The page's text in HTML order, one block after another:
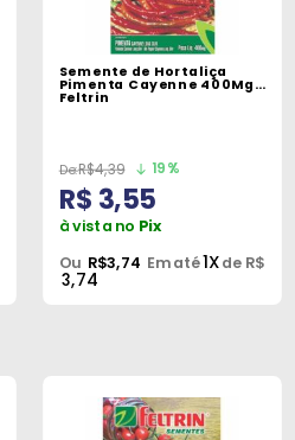
Semente de Hortaliça
Pimenta Cayenne 400Mg
Feltrin
R$4,39 19%
R$ 3,55
à vista no Pix
Ou R$3,74 Em até1Xde R$
3,74